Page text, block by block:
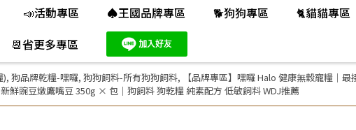
📣活動專區 ♠王國品牌專區 🐕️狗狗專區 🐈️貓貓專區
📆省更多專區
), 狗品牌乾糧-嘿囉, 狗狗飼料-所有狗狗飼料, 【品牌專區】嘿囉 Halo 健康無穀寵糧｜
新鮮豌豆燉鷹嘴豆 350g × 包｜狗飼料 狗乾糧 純素配方 低敏飼料 WDJ推薦